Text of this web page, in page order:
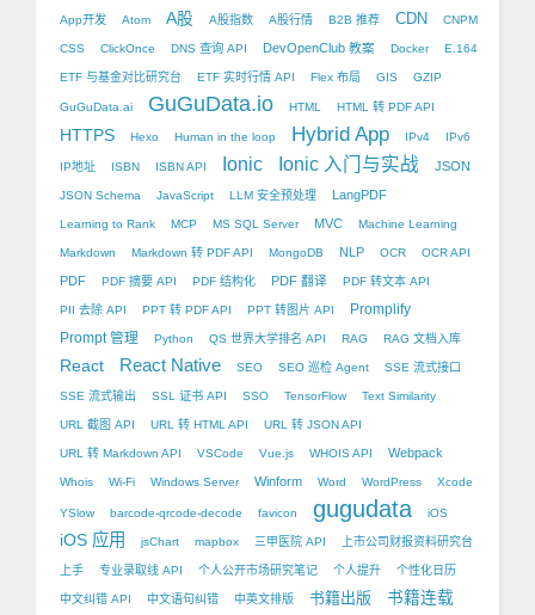
App开发 Atom A股 A股指数 A股行情 B2B 推荐 CDN CNPM
CSS ClickOnce DNS 查询 API DevOpenClub 教案 Docker E.164
ETF 与基金对比研究台 ETF 实时行情 API Flex 布局 GIS GZIP
GuGuData.ai GuGuData.io HTML HTML 转 PDF API
HTTPS Hexo Human in the loop Hybrid App IPv4 IPv6
IP地址 ISBN ISBN API Ionic Ionic 入门与实战 JSON
JSON Schema JavaScript LLM 安全预处理 LangPDF
Learning to Rank MCP MS SQL Server MVC Machine Learning
Markdown Markdown 转 PDF API MongoDB NLP OCR OCR API
PDF PDF 摘要 API PDF 结构化 PDF 翻译 PDF 转文本 API
PII 去除 API PPT 转 PDF API PPT 转图片 API
Promplify
Prompt 管理
Python QS 世界大学排名 API RAG RAG 文档入库
React React Native SEO SEO 巡检 Agent SSE 流式接口
SSE 流式输出 SSL 证书 API SSO TensorFlow Text Similarity
URL 截图 API URL 转 HTML API URL 转 JSON API
URL 转 Markdown API VSCode Vue.js WHOIS API Webpack
Whois Wi-Fi Windows Server Winform Word WordPress Xcode
YSlow barcode-qrcode-decode favicon gugudata iOS
iOS 应用 jsChart mapbox 三甲医院 API 上市公司财报资料研究台
上手 专业录取线 API 个人公开市场研究笔记 个人提升 个性化日历
中文纠错 API 中文语句纠错 中英文排版 书籍出版 书籍连载